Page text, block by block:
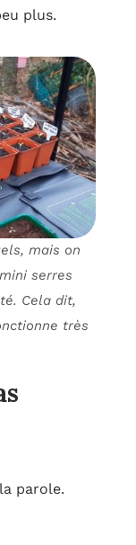
plus.
mais on
serres
Cela dit,
très
parole.